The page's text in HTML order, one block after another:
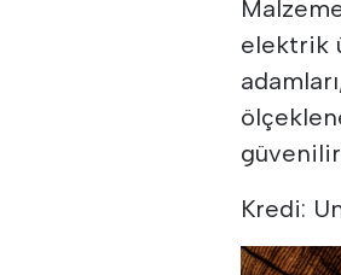
elektrik
Kredi: